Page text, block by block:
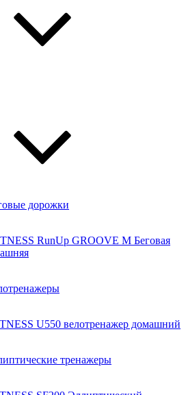
дорожки
RunUp GROOVE M Бе­го­вая
U550 велотренажер домашний
тренажеры